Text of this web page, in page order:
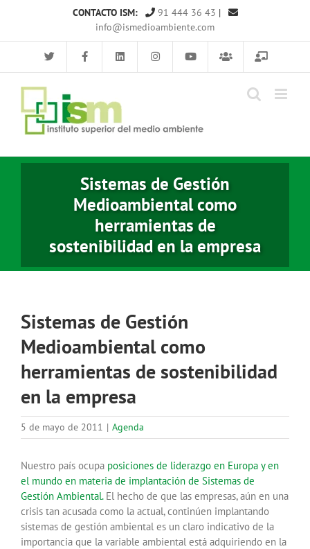
CONTACTO ISM: 91 444 36 43 |
info@ismedioambiente.com
Sistemas de Gestión
Medioambiental como
herramientas de
sostenibilidad en la empresa
Sistemas de Gestión
Medioambiental como
herramientas de sostenibilidad
en la empresa
5 de mayo de 2011 | Agenda
Nuestro país ocupa posiciones de liderazgo en Europa y en
el mundo en materia de implantación de Sistemas de
Gestión Ambiental.El hecho de que las empresas, aún en una
crisis tan acusada como la actual, continúen implantando
sistemas de gestión ambiental es un claro indicativo de la
importancia que la variable ambiental está adquiriendo en la